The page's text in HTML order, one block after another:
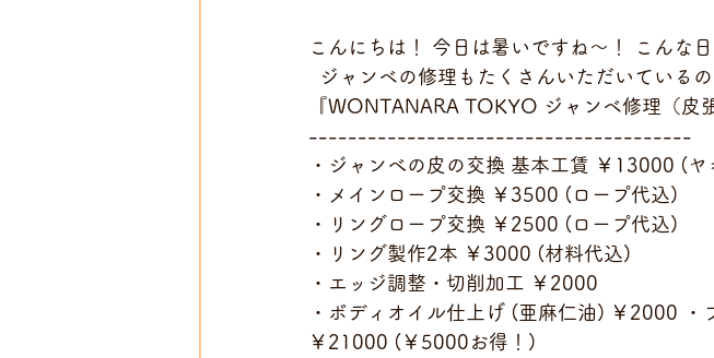
こんにちは！ 今日は暑いですね～！ こんな
ジャンベの修理もたくさんいただいている
『WONTANARA TOKYO ジャンベ修理（皮
---------------------------------------
・ジャンべの皮の交換 基本工賃 ￥13000 (ヤ
・メインロープ交換 ￥3500 (ロープ代込)
・リングロープ交換 ￥2500 (ロープ代込)
・リング製作2本 ￥3000 (材料代込)
・エッジ調整・切削加工 ￥2000
・ボディオイル仕上げ (亜麻仁油) ￥2000 ・
￥21000 (￥5000お得！)